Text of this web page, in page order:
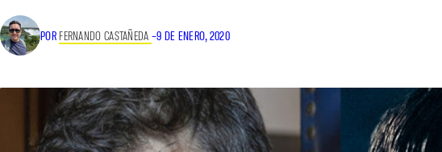
POR FERNANDO CASTAÑEDA –9 DE ENERO, 2020